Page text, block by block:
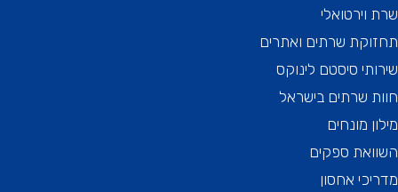
שרתים ואתרים
סיסטם לינוקס
שרתים בישראל
מונחים
ספקים
אחסון